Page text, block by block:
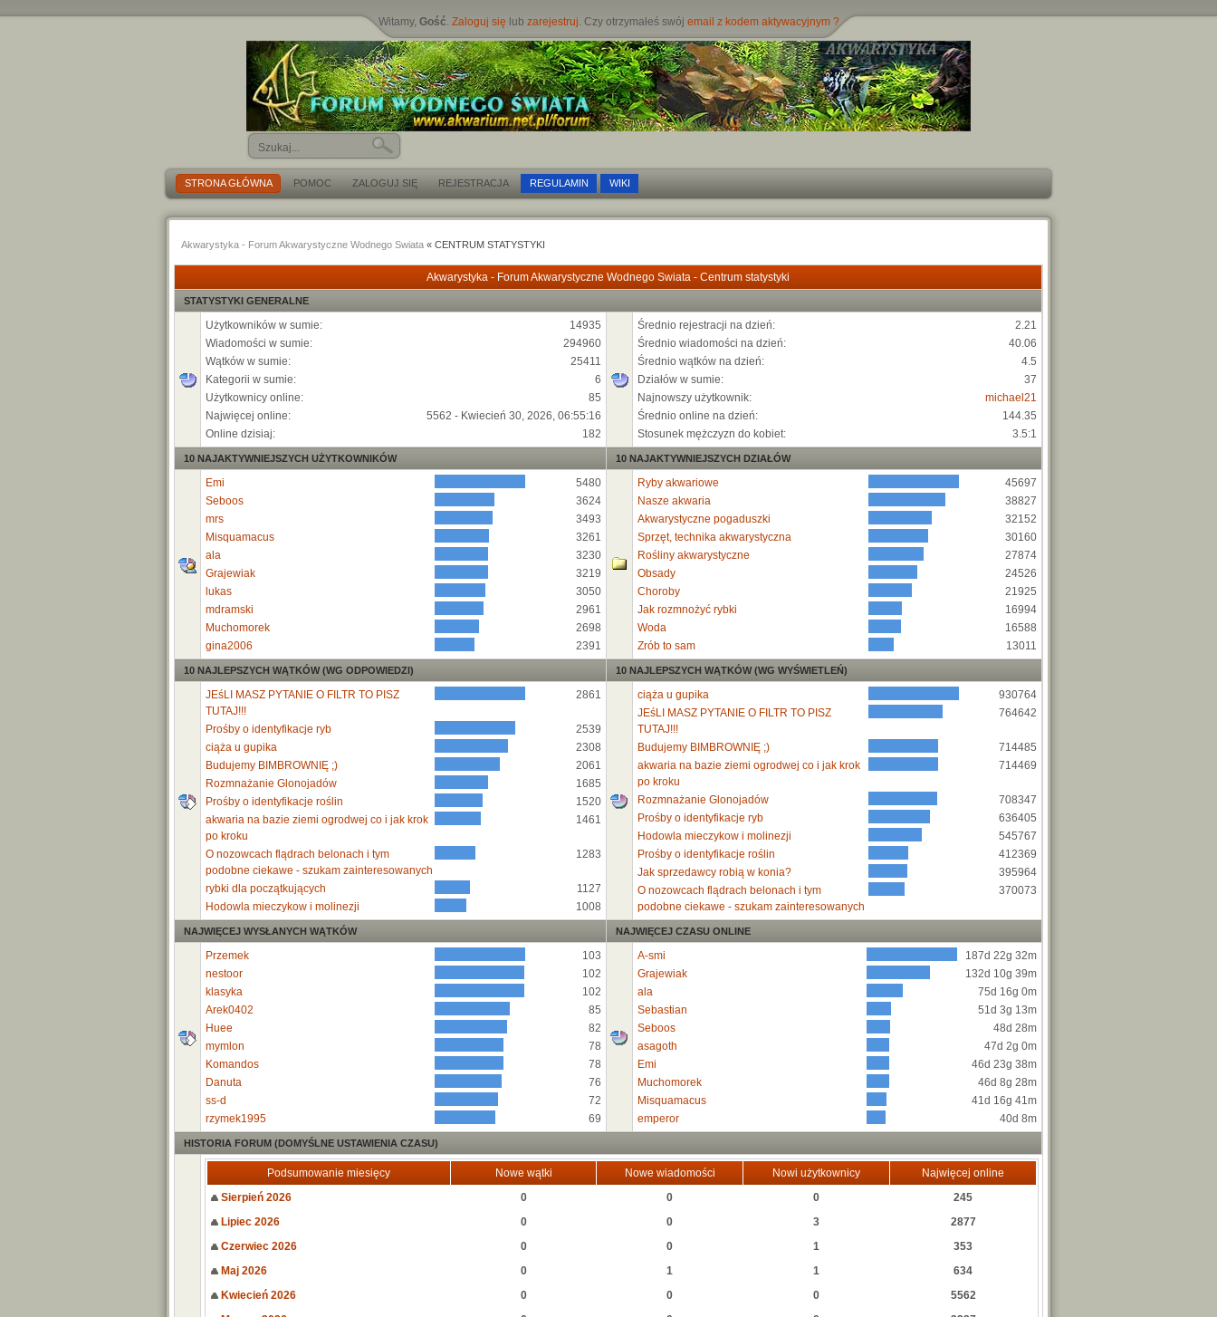
Witamy, Gość. Zaloguj się lub zarejestruj. Czy otrzymałeś swój email z kodem aktywacyjnym ?
STRONA GŁÓWNA POMOC ZALOGUJ SIĘ REJESTRACJA REGULAMIN WIKI
Akwarystyka - Forum Akwarystyczne Wodnego Swiata « CENTRUM STATYSTYKI
Akwarystyka - Forum Akwarystyczne Wodnego Swiata - Centrum statystyki
STATYSTYKI GENERALNE
Użytkowników w sumie:
14935
Wiadomości w sumie:
294960
Wątków w sumie:
25411
Kategorii w sumie:
6
Użytkownicy online:
85
Najwięcej online:
5562 - Kwiecień 30, 2026, 06:55:16
Online dzisiaj:
182
Średnio rejestracji na dzień:
2.21
Średnio wiadomości na dzień:
40.06
Średnio wątków na dzień:
4.5
Działów w sumie:
37
Najnowszy użytkownik:
michael21
Średnio online na dzień:
144.35
Stosunek mężczyzn do kobiet:
3.5:1
10 NAJAKTYWNIEJSZYCH UŻYTKOWNIKÓW 10 NAJAKTYWNIEJSZYCH DZIAŁÓW
Emi
5480
Seboos
3624
mrs
3493
Misquamacus
3261
ala
3230
Grajewiak
3219
lukas
3050
mdramski
2961
Muchomorek
2698
gina2006
2391
Ryby akwariowe
45697
Nasze akwaria
38827
Akwarystyczne pogaduszki
32152
Sprzęt, technika akwarystyczna
30160
Rośliny akwarystyczne
27874
Obsady
24526
Choroby
21925
Jak rozmnożyć rybki
16994
Woda
16588
Zrób to sam
13011
10 NAJLEPSZYCH WĄTKÓW (WG ODPOWIEDZI) 10 NAJLEPSZYCH WĄTKÓW (WG WYŚWIETLEŃ)
JEśLI MASZ PYTANIE O FILTR TO PISZ
TUTAJ!!!
2861
Prośby o identyfikacje ryb
2539
ciąża u gupika
2308
Budujemy BIMBROWNIĘ ;)
2061
Rozmnażanie Glonojadów
1685
Prośby o identyfikacje roślin
1520
akwaria na bazie ziemi ogrodwej co i jak krok
po kroku
1461
O nozowcach flądrach belonach i tym
podobne ciekawe - szukam zainteresowanych
1283
rybki dla początkujących
1127
Hodowla mieczykow i molinezji
1008
ciąża u gupika
930764
JEśLI MASZ PYTANIE O FILTR TO PISZ
TUTAJ!!!
764642
Budujemy BIMBROWNIĘ ;)
714485
akwaria na bazie ziemi ogrodwej co i jak krok
po kroku
714469
Rozmnażanie Glonojadów
708347
Prośby o identyfikacje ryb
636405
Hodowla mieczykow i molinezji
545767
Prośby o identyfikacje roślin
412369
Jak sprzedawcy robią w konia?
395964
O nozowcach flądrach belonach i tym
podobne ciekawe - szukam zainteresowanych
370073
NAJWIĘCEJ WYSŁANYCH WĄTKÓW NAJWIĘCEJ CZASU ONLINE
Przemek
103
nestoor
102
klasyka
102
Arek0402
85
Huee
82
mymlon
78
Komandos
78
Danuta
76
ss-d
72
rzymek1995
69
A-smi
187d 22g 32m
Grajewiak
132d 10g 39m
ala
75d 16g 0m
Sebastian
51d 3g 13m
Seboos
48d 28m
asagoth
47d 2g 0m
Emi
46d 23g 38m
Muchomorek
46d 8g 28m
Misquamacus
41d 16g 41m
emperor
40d 8m
HISTORIA FORUM (DOMYŚLNE USTAWIENIA CZASU)
Podsumowanie miesięcy Nowe wątki Nowe wiadomości Nowi użytkownicy
Najwięcej online
Sierpień 2026
0 0 0
245
Lipiec 2026
0 0 3
2877
Czerwiec 2026
0 0 1
353
Maj 2026
0 1 1
634
Kwiecień 2026
0 0 0
5562